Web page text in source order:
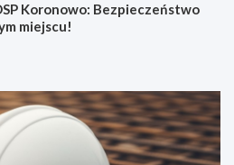
Koronowo: Bezpieczeństwo
miejscu!